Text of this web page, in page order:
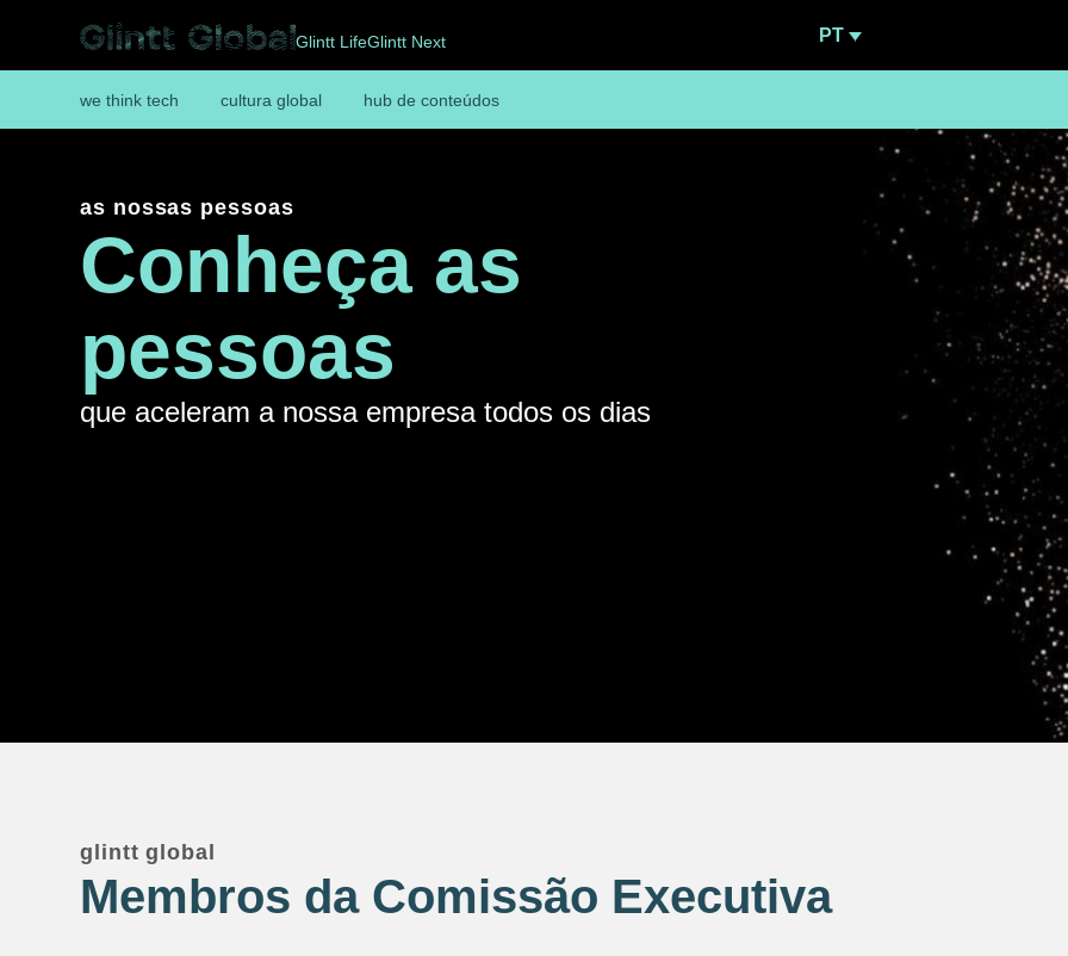
Glintt LifeGlintt Next PT
we think tech cultura global hub de conteúdos
as nossas pessoas
Conheça as
pessoas
que aceleram a nossa empresa todos os dias
glintt global
Membros da Comissão Executiva